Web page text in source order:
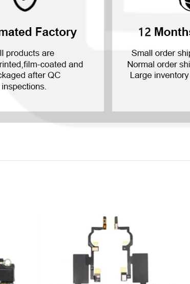
П Смарт Плюс 2019
П Смарт Z 2019